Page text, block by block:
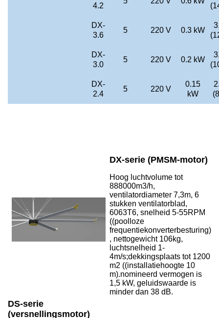
4.2
DX-
3.6
5 220 V 0.3 kW
DX-
3.0
5 220 V 0.2 kW
DX-
2.4
5 220 V
0.15
kW
DX-serie (PMSM-motor)
Hoog luchtvolume tot
888000m3/h,
ventilatordiameter 7,3m, 6
stukken ventilatorblad,
6063T6, snelheid 5-55RPM
((poolloze
frequentiekonverterbesturing)
, nettogewicht 106kg,
luchtsnelheid 1-
4m/s;dekkingsplaats tot 1200
m2 ((installatiehoogte 10
m).nomineerd vermogen is
1,5 kW, geluidswaarde is
minder dan 38 dB.
DS-serie
(versnellingsmotor)